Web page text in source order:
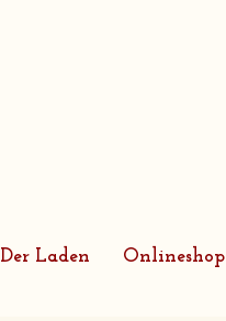
Der Laden Onlineshop